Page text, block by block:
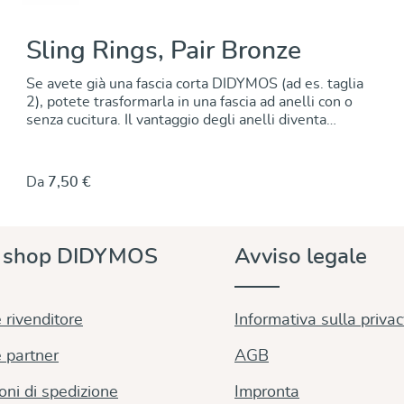
Sling Rings, Pair Bronze
Se avete già una fascia corta DIDYMOS (ad es. taglia
2), potete trasformarla in una fascia ad anelli con o
senza cucitura. Il vantaggio degli anelli diventa
libera. Gli anelli bloccano saldamente il tessuto. Le
istruzioni sono disponibili qui. Questi anelli sono
Questo li rende privi di nichel e adatti a chi soffre di
allergie. Piccole irregolarità nell'aspetto sono dovute
alla produzione! Gli anelli sono venduti a coppie e
abbinarsi a qualsiasi fascia DIDYMOS. Dimensioni
Da 7,50 €
DIDYMOS
rivenditore
partner
di spedizione
Avviso legale
Informativa sulla
AGB
Impronta